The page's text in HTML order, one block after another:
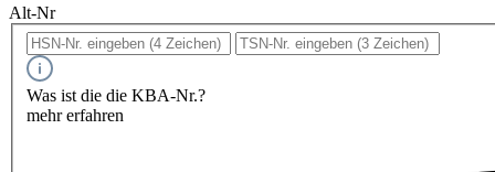
Alt-Nr
Was ist die die KBA-Nr.?
mehr erfahren